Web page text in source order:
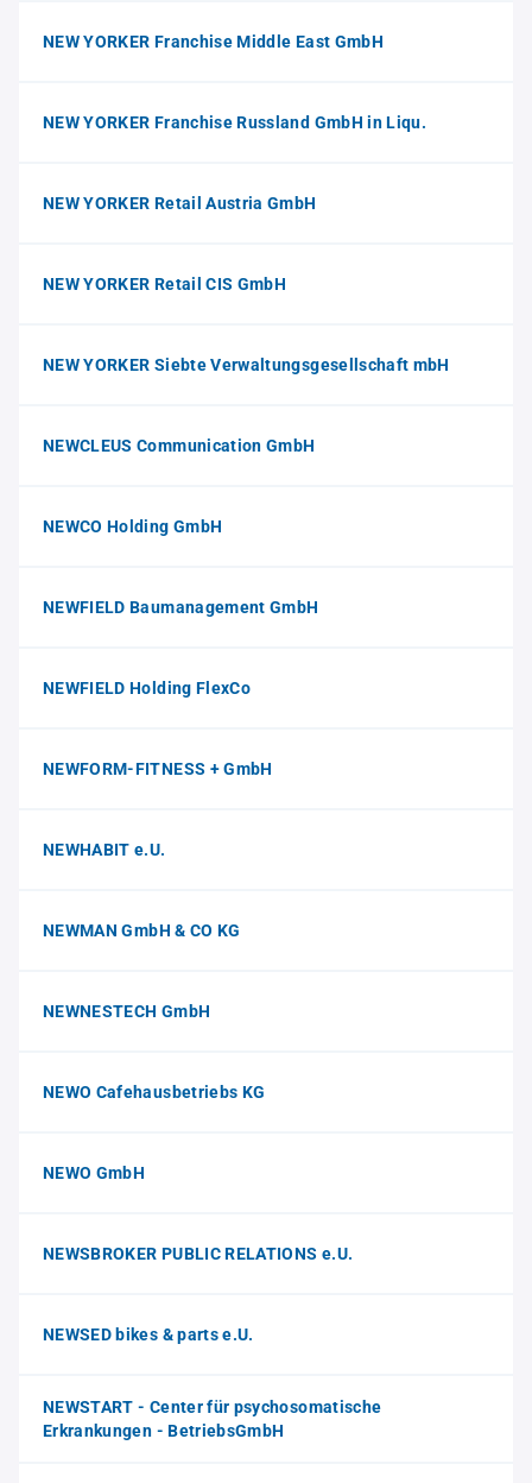
NEW YORKER Franchise Middle East GmbH
NEW YORKER Franchise Russland GmbH in Liqu.
NEW YORKER Retail Austria GmbH
NEW YORKER Retail CIS GmbH
NEW YORKER Siebte Verwaltungsgesellschaft mbH
NEWCLEUS Communication GmbH
NEWCO Holding GmbH
NEWFIELD Baumanagement GmbH
NEWFIELD Holding FlexCo
NEWFORM-FITNESS + GmbH
NEWHABIT e.U.
NEWMAN GmbH & CO KG
NEWNESTECH GmbH
NEWO Cafehausbetriebs KG
NEWO GmbH
NEWSBROKER PUBLIC RELATIONS e.U.
NEWSED bikes & parts e.U.
NEWSTART - Center für psychosomatische
Erkrankungen - BetriebsGmbH